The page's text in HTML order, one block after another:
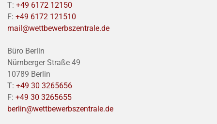
T: +49 6172 12150
F: +49 6172 121510
mail@wettbewerbszentrale.de
Büro Berlin
Nürnberger Straße 49
10789 Berlin
T: +49 30 3265656
F: +49 30 3265655
berlin@wettbewerbszentrale.de